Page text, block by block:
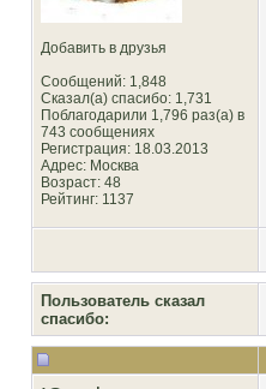
Добавить в друзья
Сообщений: 1,848
Сказал(а) спасибо: 1,731
Поблагодарили 1,796 раз(а) в
743 сообщениях
Регистрация: 18.03.2013
Адрес: Москва
Возраст: 48
Рейтинг: 1137
Пользователь сказал
cпасибо: